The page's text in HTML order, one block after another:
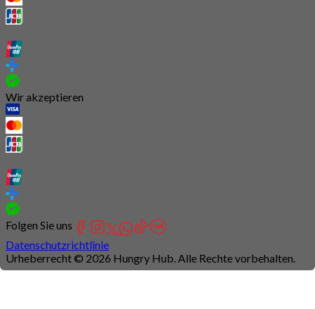
Wir akzeptieren
Folgen Sie uns
Datenschutzrichtlinie
Urheberrecht © 2026 Hungry Hub. Alle Rechte vorbehalten.
Connection